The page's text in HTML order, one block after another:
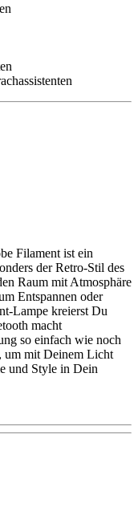
Filament ist ein
der Retro-Stil des
Raum mit Atmosphäre
Entspannen oder
Lampe kreierst Du
macht
so einfach wie noch
um mit Deinem Licht
und Style in Dein